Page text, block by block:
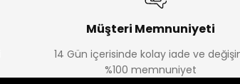
%22
Müşteri Memnuniyeti
14 Gün içerisinde kolay iade ve
%100 memnuniyet